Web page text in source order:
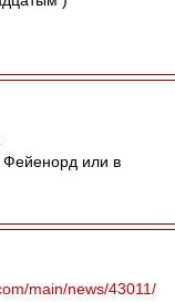
Фейенорд или в
main/news/43011/